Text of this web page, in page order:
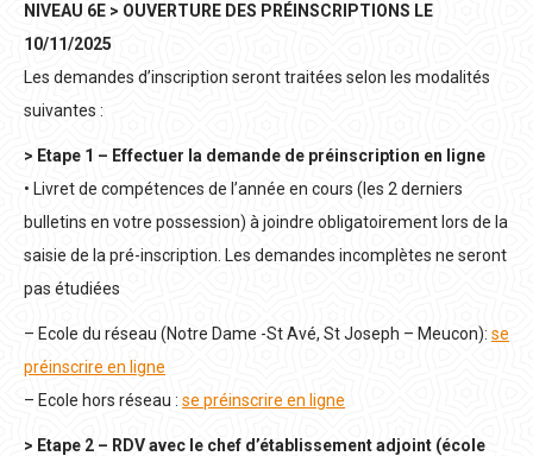
NIVEAU 6E > OUVERTURE DES PRÉINSCRIPTIONS LE
10/11/2025
Les demandes d’inscription seront traitées selon les modalités
suivantes :
> Etape 1 – Effectuer la demande de préinscription en ligne
• Livret de compétences de l’année en cours (les 2 derniers
bulletins en votre possession) à joindre obligatoirement lors de la
saisie de la pré-inscription. Les demandes incomplètes ne seront
pas étudiées
– Ecole du réseau (Notre Dame -St Avé, St Joseph – Meucon): se
préinscrire en ligne
– Ecole hors réseau : se préinscrire en ligne
> Etape 2 – RDV avec le chef d’établissement adjoint (école